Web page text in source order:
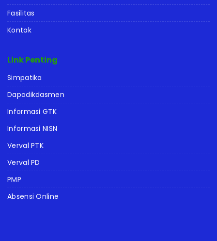
Fasilitas
Kontak
Link Penting
Simpatika
Dapodikdasmen
Informasi GTK
Informasi NISN
Verval PTK
Verval PD
PMP
Absensi Online